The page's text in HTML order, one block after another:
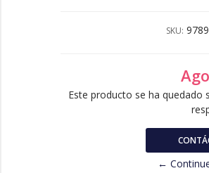
SKU:
Este producto se ha quedado
←